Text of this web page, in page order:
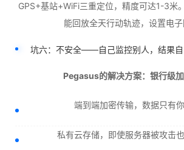
GPS+基站+WiFi三重定位，精度可达1-3米
能回放全天行动轨迹，设置电子
坑六：不安全——自己监控别人，结果自
Pegasus的解决方案：银行级
端到端加密传输，数据只有你
私有云存储，即使服务器被攻击也